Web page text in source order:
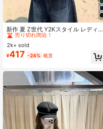
新作 夏 Z世代 Y2Kスタイル レディー
ス 面白いグラフィック レッド 英字
プリント クルーネック 半袖Tシャツ
カジュアル ブラック
#9 ベストセラー
に 祝日を ベーシックTシャツ
売り切れ間近！
#9 ベストセラー
売り切れ間近！
#9 ベストセラー
売り切れ間近！
#9 ベストセラー
2k+ sold
¥417 -24% 概算